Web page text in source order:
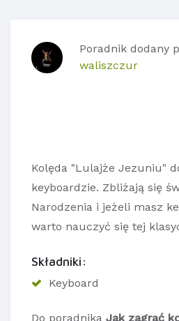
Poradnik dodany
waliszczur
Kolęda "Lulajże Jezuniu"
keyboardzie. Zbliżają się
Narodzenia i jeżeli masz
warto nauczyć się tej
Składniki:
Keyboard
Do poradnika Jak zagrać